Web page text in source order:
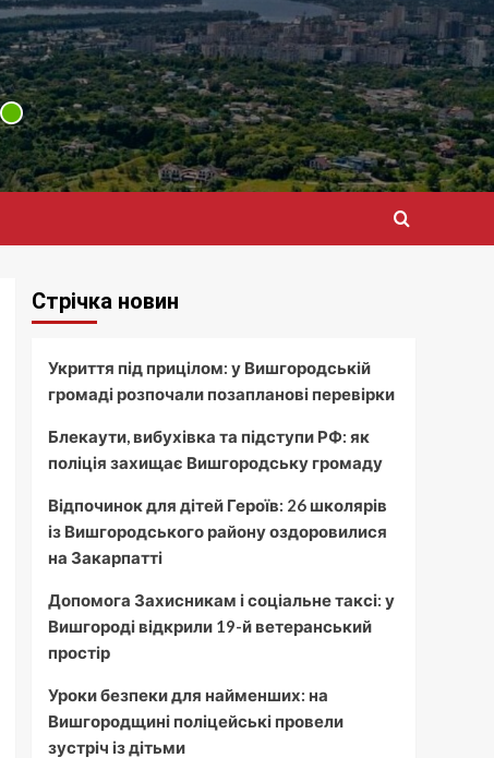
Стрічка новин
Укриття під прицілом: у Вишгородській
громаді розпочали позапланові перевірки
Блекаути, вибухівка та підступи РФ: як
поліція захищає Вишгородську громаду
Відпочинок для дітей Героїв: 26 школярів
із Вишгородського району оздоровилися
на Закарпатті
Допомога Захисникам і соціальне таксі: у
Вишгороді відкрили 19-й ветеранський
простір
Уроки безпеки для найменших: на
Вишгородщині поліцейські провели
зустріч із дітьми